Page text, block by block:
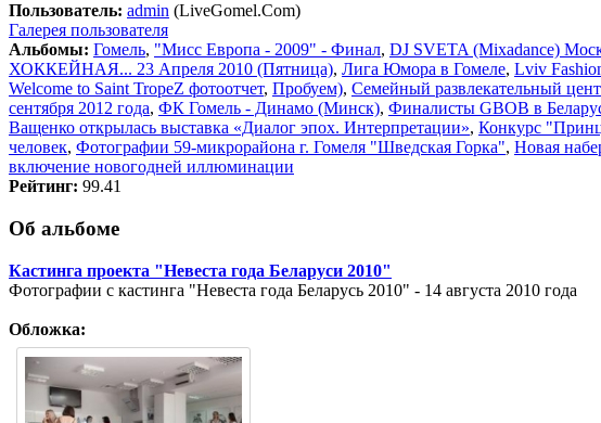
Пользователь: admin (LiveGomel.Com)
Галерея пользователя
Альбомы: Гомель, "Мисс Европа - 2009" - Финал, DJ SVETA (Mixadance)
ХОККЕЙНАЯ... 23 Апреля 2010 (Пятница), Лига Юмора в Гомеле, Lviv
Welcome to Saint TropeZ фотоотчет, Пробуем), Семейный развлекательный
сентября 2012 года, ФК Гомель - Динамо (Минск), Финалисты GBOB в
Ващенко открылась выставка «Диалог эпох. Интерпретации», Конкурс
человек, Фотографии 59-микрорайона г. Гомеля "Шведская Горка", Новая
включение новогодней иллюминации
Рейтинг: 99.41
Об альбоме
Кастинга проекта "Невеста года Беларуси 2010"
Фотографии с кастинга "Невеста года Беларусь 2010" - 14 августа 2010 года
Обложка: